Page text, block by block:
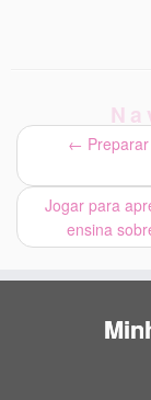
←
Jogar para
ensina